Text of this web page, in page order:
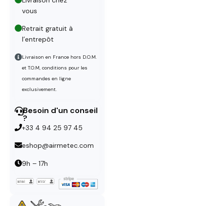
vous
Retrait gratuit à
l’entrepôt
Livraison en France hors D.O.M.
et T.O.M, conditions pour les
commandes en ligne
exclusivement.
Besoin d'un conseil
?
+33 4 94 25 97 45
eshop@airmetec.com
9h – 17h